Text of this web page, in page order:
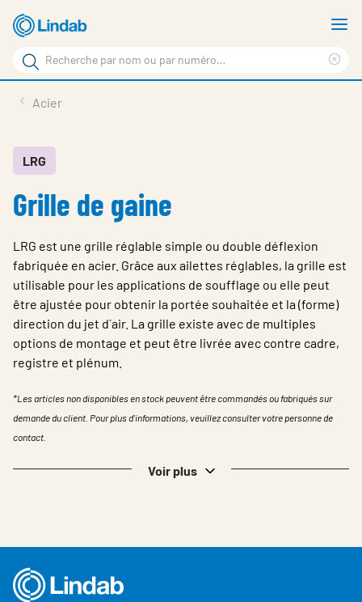
Aller
au
contenu
principal
Rechercher
Rechercher
sur
site
En vedette
À propos de Lindab
Downloads
Identification
Choisir la langue
Switzerland - French
Acier
LRG
Grille de gaine
LRG est une grille réglable simple ou double déflexion
fabriquée en acier. Grâce aux ailettes réglables, la grille est
utilisable pour les applications de soufflage ou elle peut
être ajustée pour obtenir la portée souhaitée et la (forme)
direction du jet d´air. La grille existe avec de multiples
options de montage et peut être livrée avec contre cadre,
registre et plénum.
*Les articles non disponibles en stock peuvent être commandés ou fabriqués sur
demande du client. Pour plus d'informations, veuillez consulter votre personne de
contact.
Voir plus